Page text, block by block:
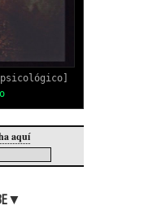
aquí